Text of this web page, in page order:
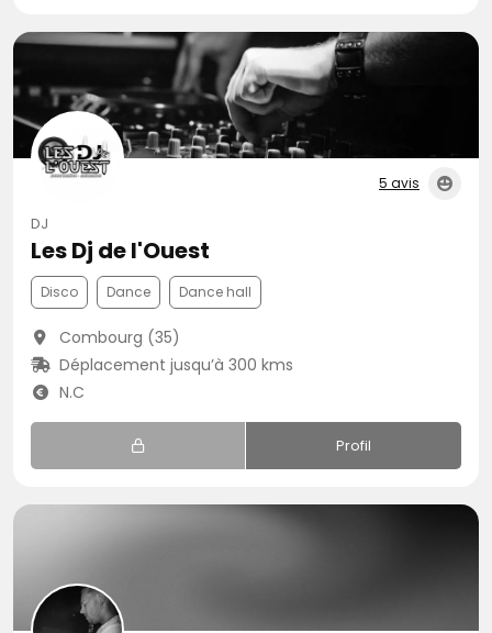
5 avis
DJ
Les Dj de l'Ouest
Disco Dance Dance hall
Combourg (35)
Déplacement jusqu’à 300 kms
N.C
Profil